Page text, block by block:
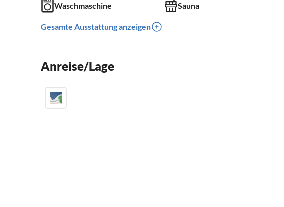
Waschmaschine
Sauna
Gesamte Ausstattung anzeigen
Anreise/Lage